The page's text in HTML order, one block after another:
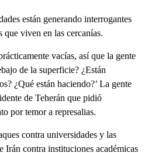
están generando interrogantes
que viven en las cercanías.
vacías, así que la gente
de la superficie? ¿Están
¿Qué están haciendo?’ La gente
de Teherán que pidió
por temor a represalias.
contra universidades y las
Irán contra instituciones académicas